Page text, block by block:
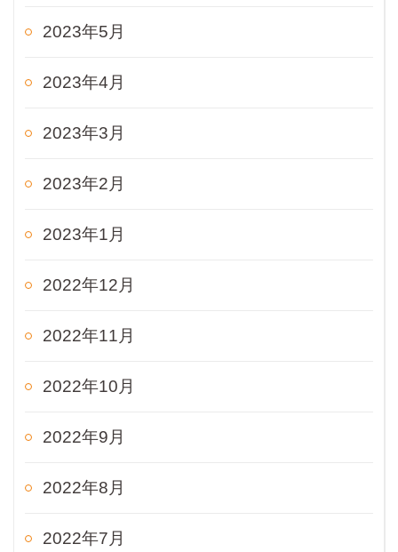
2023年5月
2023年4月
2023年3月
2023年2月
2023年1月
2022年12月
2022年11月
2022年10月
2022年9月
2022年8月
2022年7月